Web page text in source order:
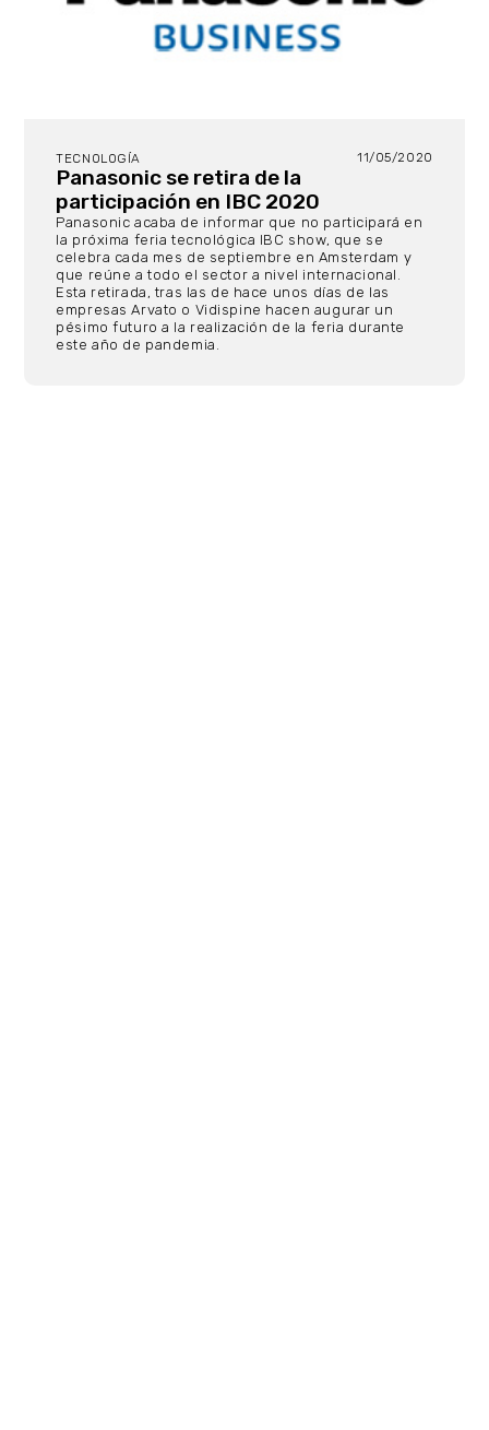
TECNOLOGÍA 11/05/2020
Panasonic se retira de la
participación en IBC 2020
Panasonic acaba de informar que no participará en
la próxima feria tecnológica IBC show, que se
celebra cada mes de septiembre en Amsterdam y
que reúne a todo el sector a nivel internacional.
Esta retirada, tras las de hace unos días de las
empresas Arvato o Vidispine hacen augurar un
pésimo futuro a la realización de la feria durante
este año de pandemia.